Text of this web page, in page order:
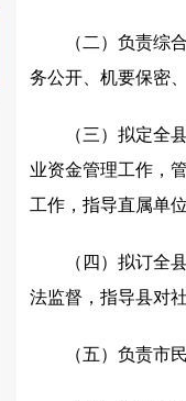
（二）负责综
务公开、机要保密
（三）拟定全
业资金管理工作，
工作，指导直属单
（四）拟订全
法监督，指导县对
（五）负责市